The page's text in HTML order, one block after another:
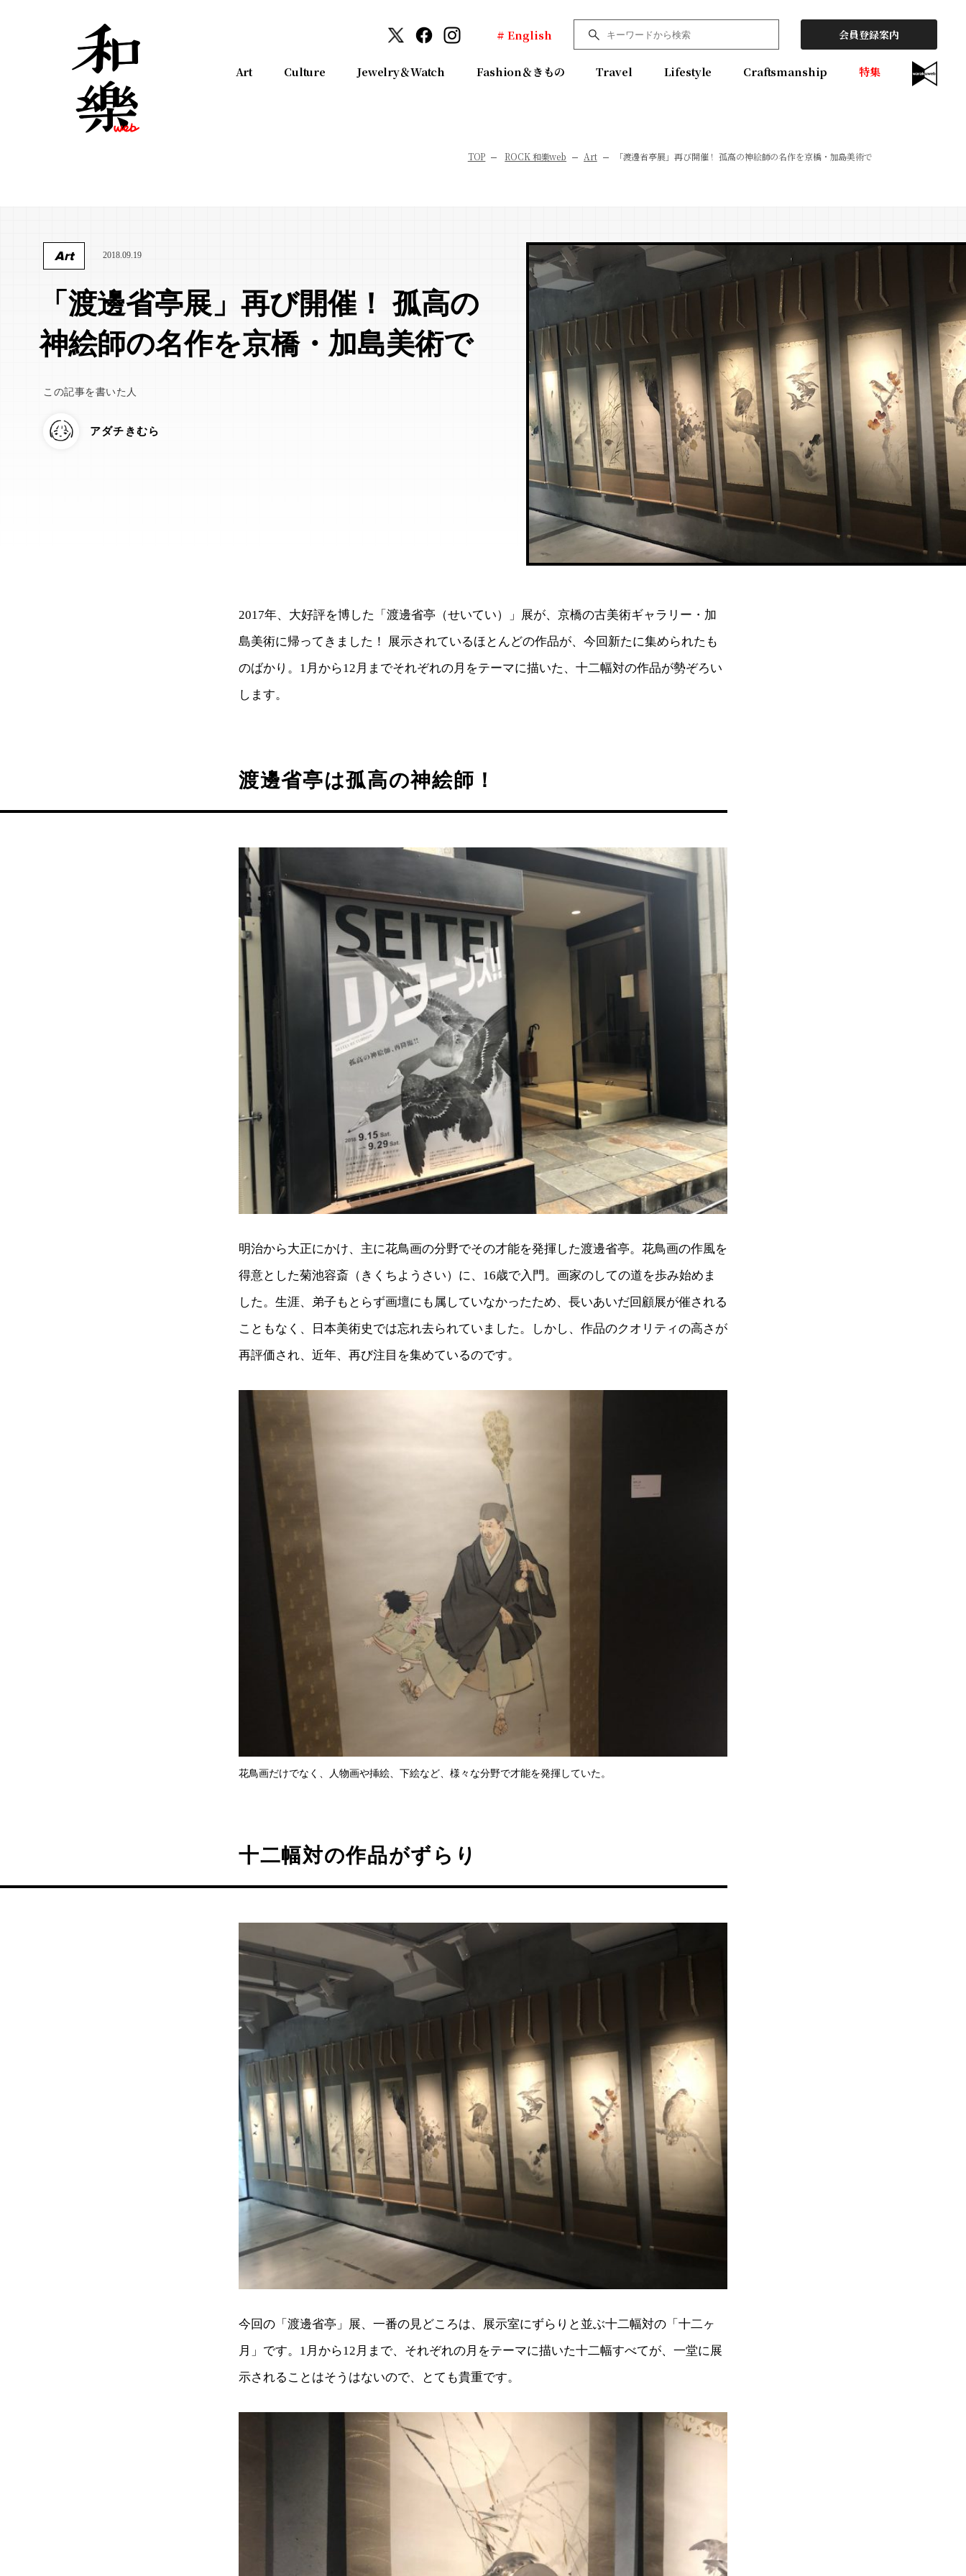
# English 会員登録案内
Art Culture Jewelry＆Watch Fashion＆きもの Travel Lifestyle Craftsmanship 特集
TOP ROCK 和樂web Art 「渡邊省亭展」再び開催！ 孤高の神絵師の名作を京橋・加島美術で
Art 2018.09.19
「渡邊省亭展」再び開催！ 孤高の
神絵師の名作を京橋・加島美術で
この記事を書いた人
アダチきむら
2017年、大好評を博した「渡邊省亭（せいてい）」展が、京橋の古美術ギャラリー・加
島美術に帰ってきました！ 展示されているほとんどの作品が、今回新たに集められたも
のばかり。1月から12月までそれぞれの月をテーマに描いた、十二幅対の作品が勢ぞろい
します。
渡邊省亭は孤高の神絵師！
明治から大正にかけ、主に花鳥画の分野でその才能を発揮した渡邊省亭。花鳥画の作風を
得意とした菊池容斎（きくちようさい）に、16歳で入門。画家のしての道を歩み始めま
した。生涯、弟子もとらず画壇にも属していなかったため、長いあいだ回顧展が催される
こともなく、日本美術史では忘れ去られていました。しかし、作品のクオリティの高さが
再評価され、近年、再び注目を集めているのです。
花鳥画だけでなく、人物画や挿絵、下絵など、様々な分野で才能を発揮していた。
十二幅対の作品がずらり
今回の「渡邊省亭」展、一番の見どころは、展示室にずらりと並ぶ十二幅対の「十二ヶ
月」です。1月から12月まで、それぞれの月をテーマに描いた十二幅すべてが、一堂に展
示されることはそうはないので、とても貴重です。